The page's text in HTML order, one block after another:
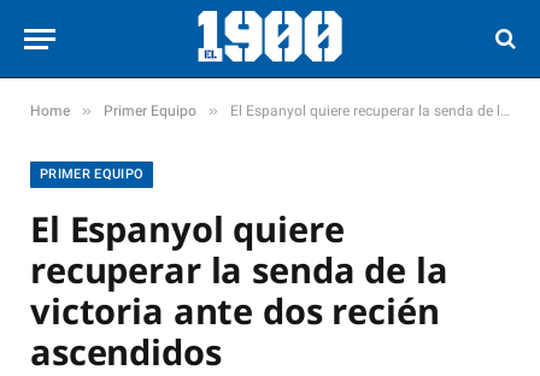
Home » Primer Equipo » El Espanyol quiere recuperar la senda de la victoria ante dos recién ascendidos
PRIMER EQUIPO
El Espanyol quiere
recuperar la senda de la
victoria ante dos recién
ascendidos